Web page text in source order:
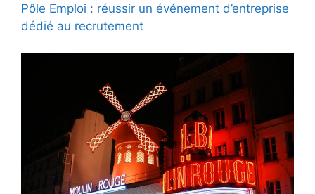
Pôle Emploi : réussir un événement d’entreprise
dédié au recrutement